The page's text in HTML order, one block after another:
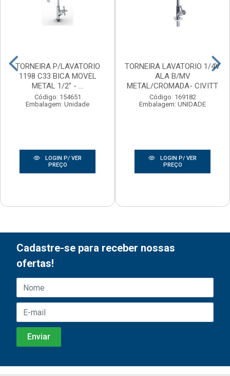
TORNEIRA P/LAVATORIO
1198 C33 BICA MOVEL
METAL 1/2” - ...
Código: 154651
Embalagem: Unidade
LOGIN P/ VER
PREÇO
TORNEIRA LAVATORIO 1/4V
ALA B/MV
METAL/CROMADA- CIVITT
Código: 169182
Embalagem: UNIDADE
LOGIN P/ VER
PREÇO
Cadastre-se para receber nossas
ofertas!